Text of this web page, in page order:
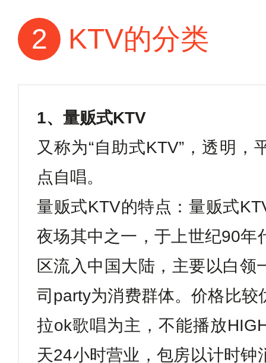
2 KTV的分类
1、量贩式KTV
又称为“自助式KTV”，透明，
点自唱。
量贩式KTV的特点：量贩式
夜场其中之一，于上世纪90年
区流入中国大陆，主要以白领
司 party为消费群体。价格比较
拉ok歌唱为主，不能播放
天24小时营业，包房以计时钟